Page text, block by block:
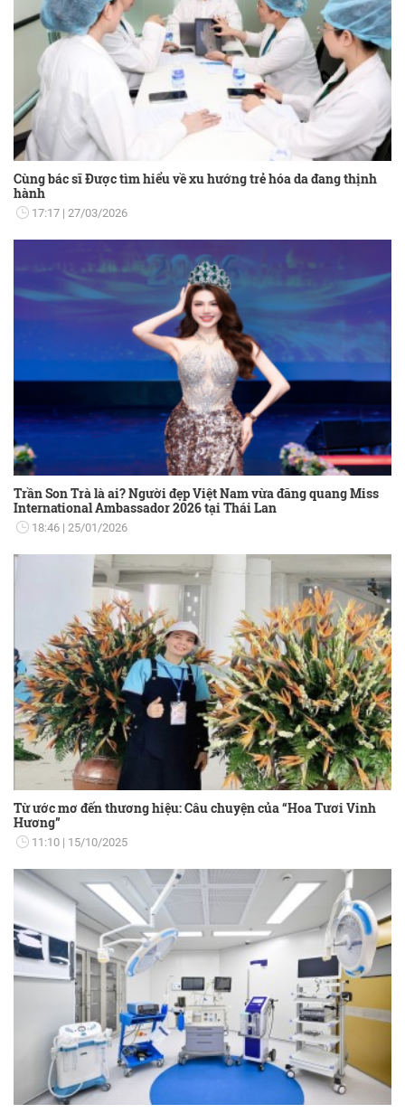
Cùng bác sĩ Được tìm hiểu về xu hướng trẻ hóa da đang thịnh
hành
17:17 27/03/2026
Trần Son Trà là ai? Người đẹp Việt Nam vừa đăng quang Miss
International Ambassador 2026 tại Thái Lan
18:46 25/01/2026
Từ ước mơ đến thương hiệu: Câu chuyện của “Hoa Tươi Vinh
Hương”
11:10 15/10/2025